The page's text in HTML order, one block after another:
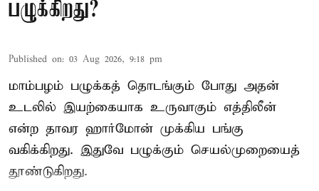
பழுக்கிறது?
Published on: 03 Aug 2026, 9:18 pm
மாம்பழம் பழுக்கத் தொடங்கும் போது அதன்
உடலில் இயற்கையாக உருவாகும் எத்திலீன்
என்ற தாவர ஹார்மோன் முக்கிய பங்கு
வகிக்கிறது. இதுவே பழுக்கும் செயல்முறையைத்
தூண்டுகிறது.